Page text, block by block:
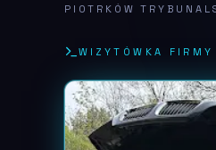
PIOTRKÓW
WIZYTÓWKA FIRMY